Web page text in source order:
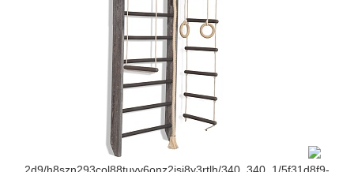
2d9/h8szn293col88tuyv6onz2isi8y3rtlh/340_340_1/5f31d8f9-